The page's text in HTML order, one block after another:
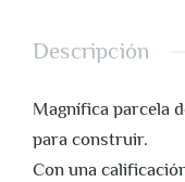
Descripción
Magnífica parcela
para construir.
Con una